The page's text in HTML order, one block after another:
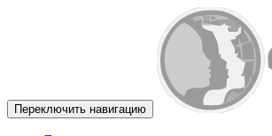
Переключить навигацию